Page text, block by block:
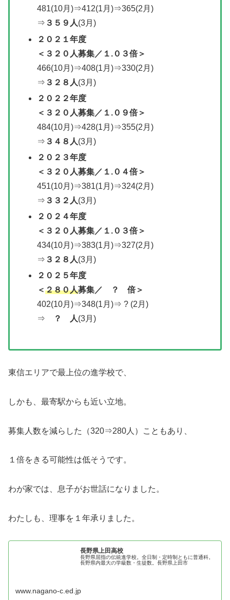
481(10月)⇒412(1月)⇒365(2月)
⇒ ３５９人(3月)
２０２１年度
＜ ３２０人募集／ １.０３倍＞
466(10月)⇒408(1月)⇒330(2月)
⇒ ３２８人(3月)
２０２２年度
＜ ３２０人募集／ １.０９倍＞
484(10月)⇒428(1月)⇒355(2月)
⇒ ３４８人(3月)
２０２３年度
＜３２０人募集／１.０４倍＞
451(10月)⇒381(1月)⇒324(2月)
⇒ ３３２人(3月)
２０２４年度
＜ ３２０人募集／ １.０３倍＞
434(10月)⇒383(1月)⇒327(2月)
⇒ ３２８人(3月)
２０２５年度
＜２８０人募集／ ？ 倍＞
402(10月)⇒348(1月)⇒ ? (2月)
⇒ ？ 人(3月)
東信エリアで最上位の進学校で、
しかも、最寄駅からも近い立地。
募集人数を減らした（320⇒280人）こともあり、
１倍をきる可能性は低そうです。
わが家では、息子がお世話になりました。
わたしも、理事を１年承りました。
長野県上田高校
長野県屈指の伝統進学校。全日制・定時制ともに普通科。
長野県内最大の学級数・生徒数。長野県上田市
www.nagano-c.ed.jp